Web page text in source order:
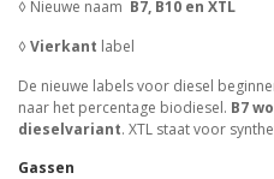
◊ Nieuwe naam B7, B10 en XTL
◊Vierkant label
De nieuwe labels voor diesel
naar het percentage biodiesel. B7
dieselvariant. XTL staat voor
Gassen